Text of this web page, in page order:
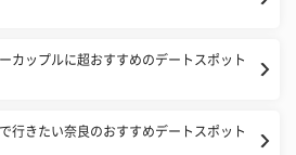
カップルに超おすすめのデートスポット
行きたい奈良のおすすめデートスポット